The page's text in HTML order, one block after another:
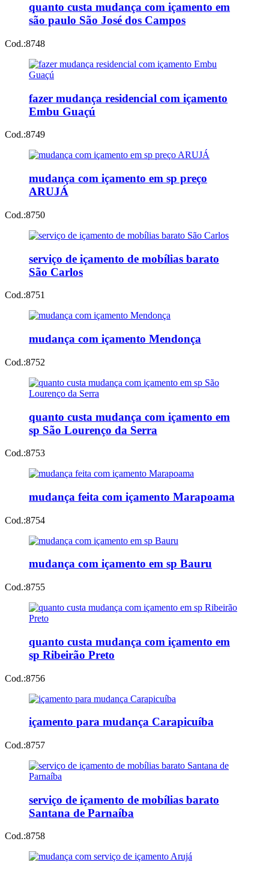
quanto custa mudança com içamento em
são paulo São José dos Campos
Cod.:8748
fazer mudança residencial com içamento
Embu Guaçú
Cod.:8749
mudança com içamento em sp preço
ARUJÁ
Cod.:8750
serviço de içamento de mobílias barato
São Carlos
Cod.:8751
mudança com içamento Mendonça
Cod.:8752
quanto custa mudança com içamento em
sp São Lourenço da Serra
Cod.:8753
mudança feita com içamento Marapoama
Cod.:8754
mudança com içamento em sp Bauru
Cod.:8755
quanto custa mudança com içamento em
sp Ribeirão Preto
Cod.:8756
içamento para mudança Carapicuíba
Cod.:8757
serviço de içamento de mobílias barato
Santana de Parnaíba
Cod.:8758